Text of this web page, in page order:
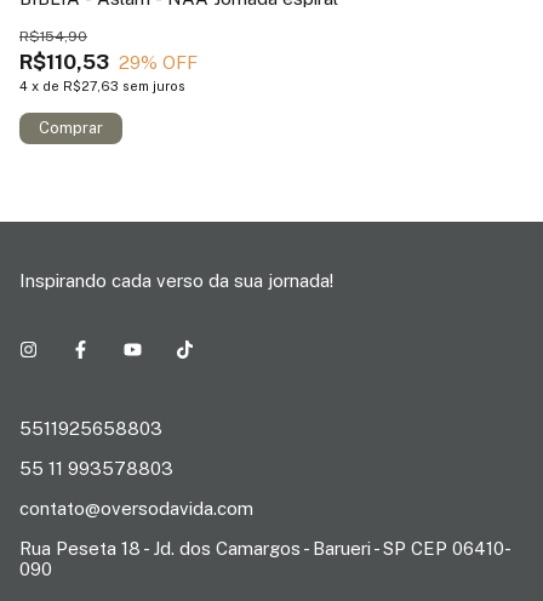
R$110,53
R$154,90
29% OFF
4 x de R$27,63 sem juros
Inspirando cada verso da sua jornada!
5511925658803
55 11 993578803
contato@oversodavida.com
Rua Peseta 18 - Jd. dos Camargos - Barueri - SP CEP 06410-
090